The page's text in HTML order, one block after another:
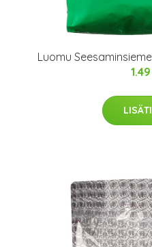
Luomu